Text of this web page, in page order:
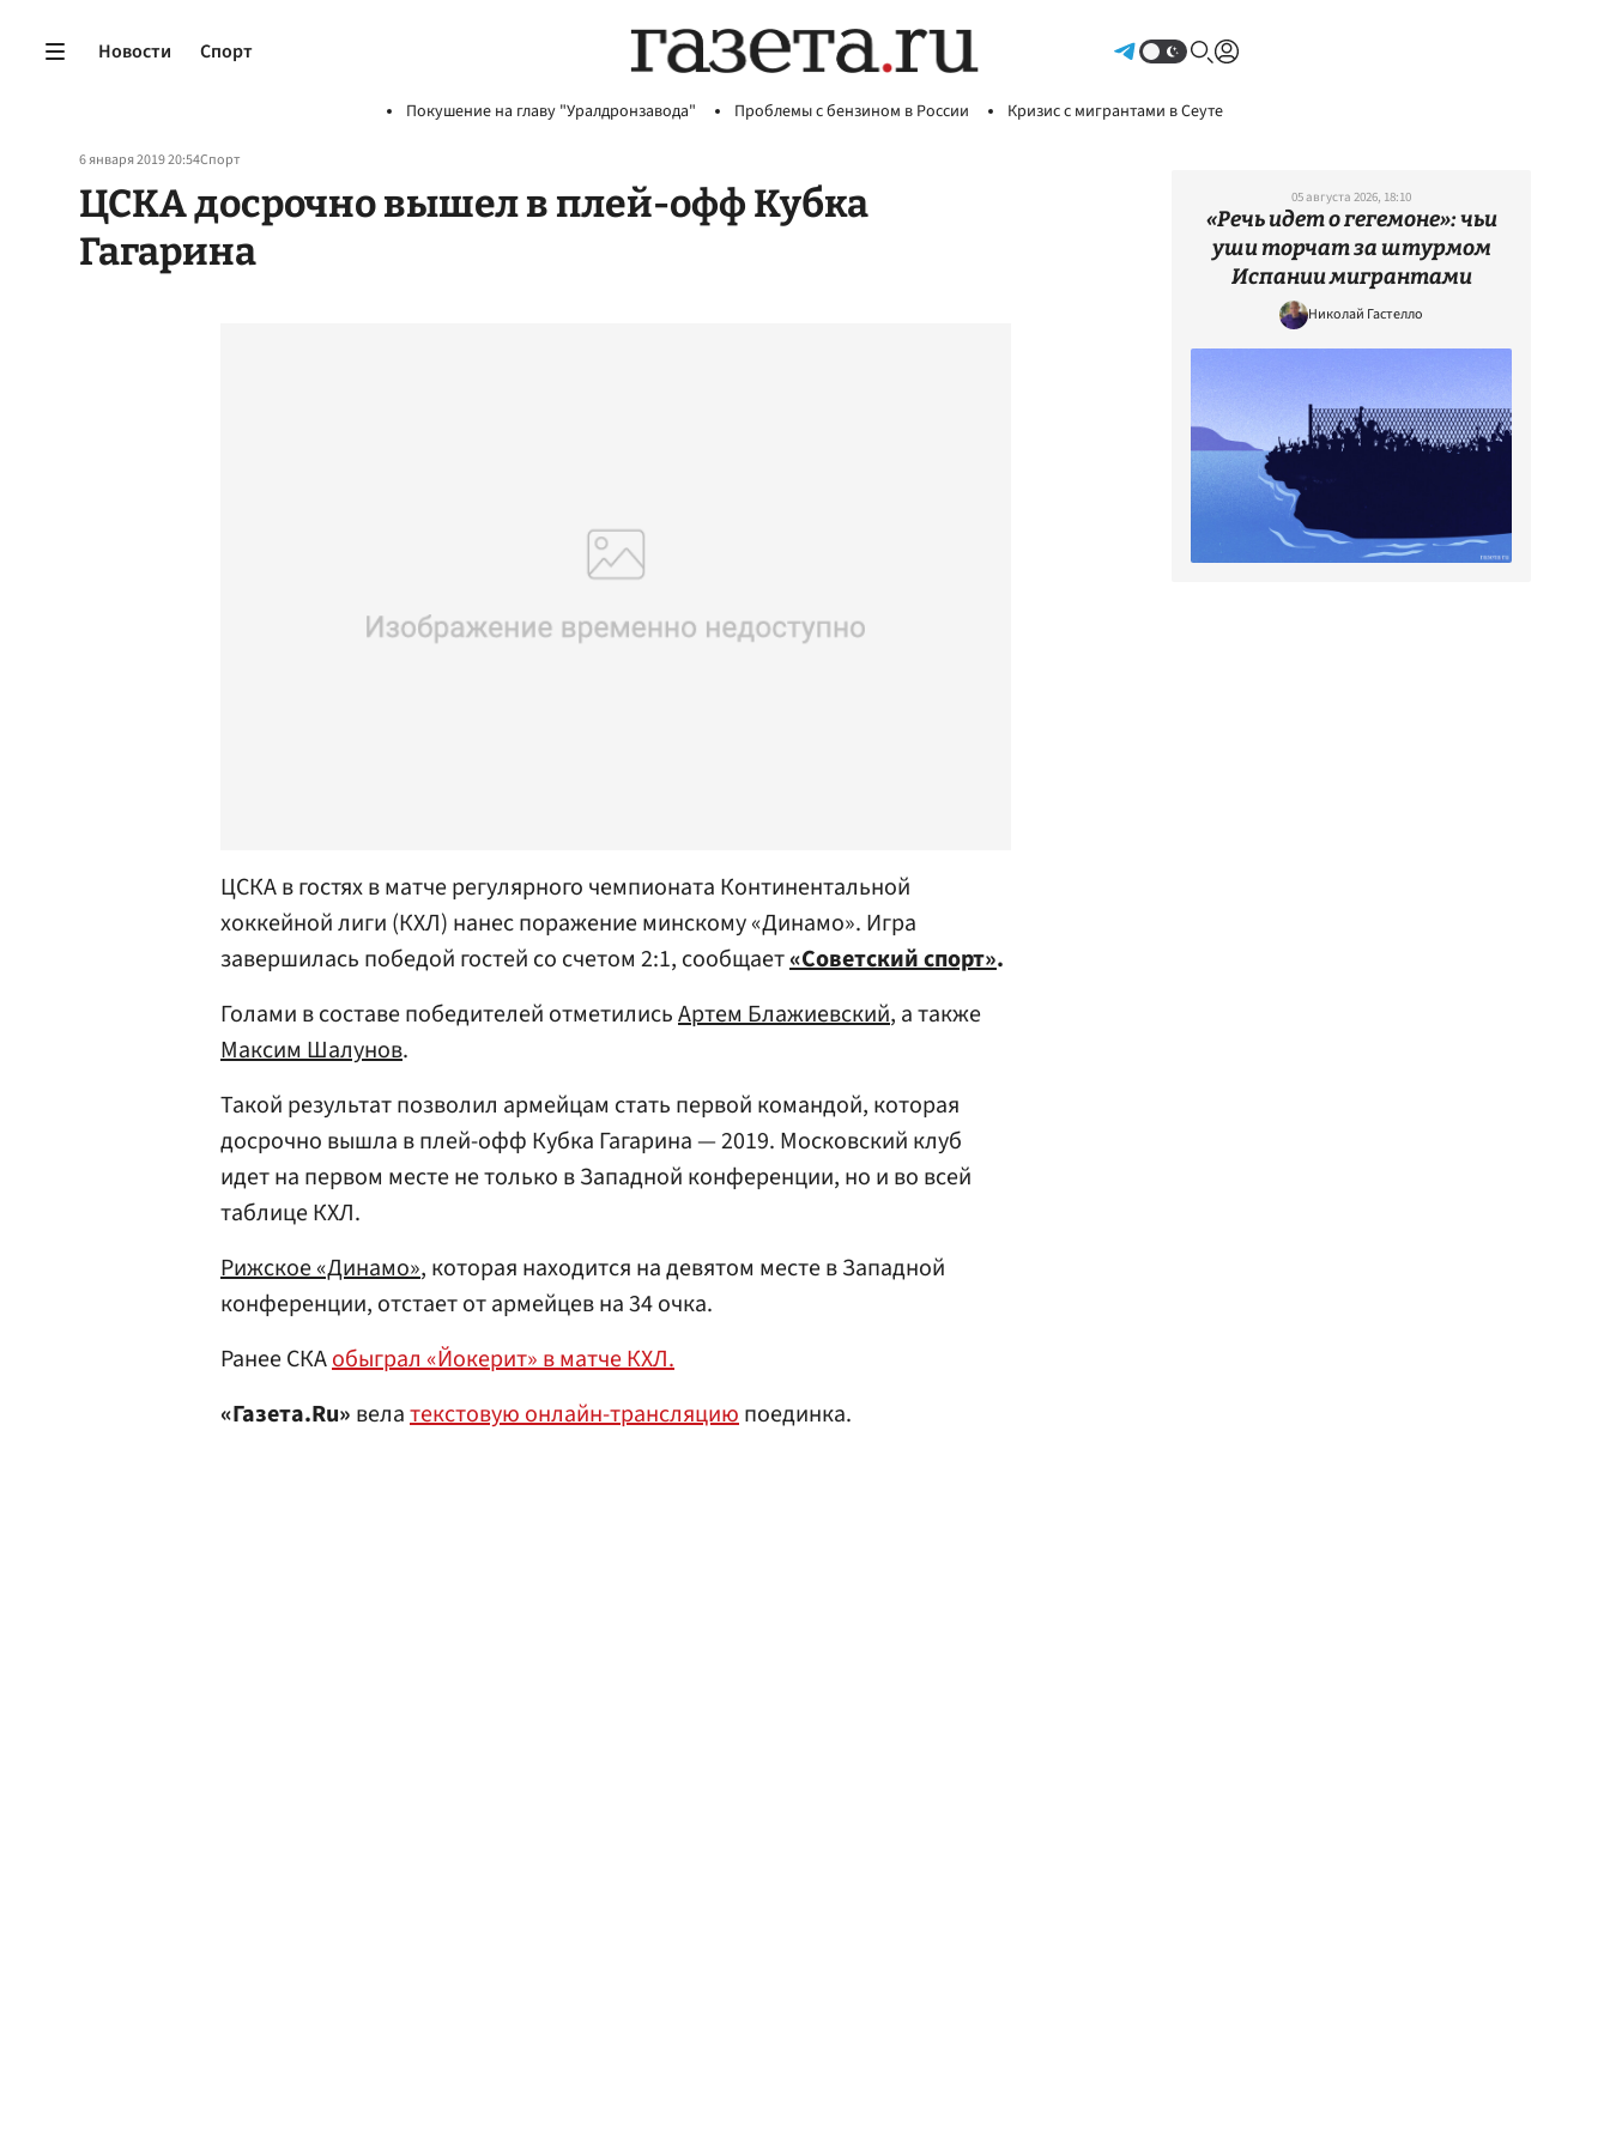
Новости Спорт
Покушение на главу "Уралдронзавода" Проблемы с бензином в России Кризис с мигрантами в Сеуте
6 января 2019 20:54Спорт
ЦСКА досрочно вышел в плей-офф Кубка
Гагарина
ЦСКА в гостях в матче регулярного чемпионата Континентальной
хоккейной лиги (КХЛ) нанес поражение минскому «Динамо». Игра
завершилась победой гостей со счетом 2:1, сообщает«Советский спорт».
Голами в составе победителей отметилисьАртем Блажиевский, а также
Максим Шалунов.
Такой результат позволил армейцам стать первой командой, которая
досрочно вышла в плей-офф Кубка Гагарина — 2019. Московский клуб
идет на первом месте не только в Западной конференции, но и во всей
таблице КХЛ.
Рижское «Динамо», которая находится на девятом месте в Западной
конференции, отстает от армейцев на 34 очка.
Ранее СКАобыграл «Йокерит» в матче КХЛ.
«Газета.Ru» велатекстовую онлайн-трансляциюпоединка.
05 августа 2026, 18:10
«Речь идет о гегемоне»: чьи
уши торчат за штурмом
Испании мигрантами
Николай Гастелло